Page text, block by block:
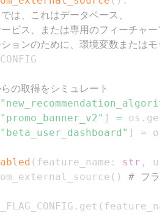
は、これはデータベース、
ビス、または専用のフィーチャー
ョンのために、環境変数またはモ
の取得をシミュレート
"promo_banner_v2" ] = os .
"beta_user_dashboard" ] = os
( feature_name : str ,
( ) # フラ
_FLAG_CONFIG . get (